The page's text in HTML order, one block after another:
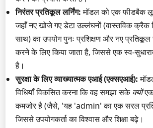
निरंतर प्रतिकूल लर्निंग:मॉडल को एक फीडबैक
जहाँ नए खोजे गए डेटा उल्लंघनों (वास्तविक क्रैक
साथ) का उपयोग पुनः प्रशिक्षण और नए प्रतिकूल
करने के लिए किया जाता है, जिससे एक स्व-
है।
सुरक्षा के लिए व्याख्यात्मक एआई (एक्सएआई):
विधियाँ विकसित करना कि वह समझा सकेक्योंएक
कमजोर है (जैसे, 'यह 'admin' का एक सरल
जिससे उपयोगकर्ता का विश्वास और शिक्षा बढ़े।